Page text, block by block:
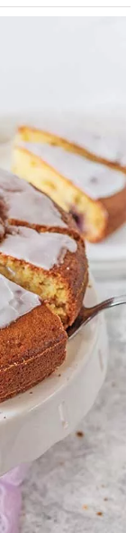
Pieczywo
Przetwory
Zdrowo i fit
świata